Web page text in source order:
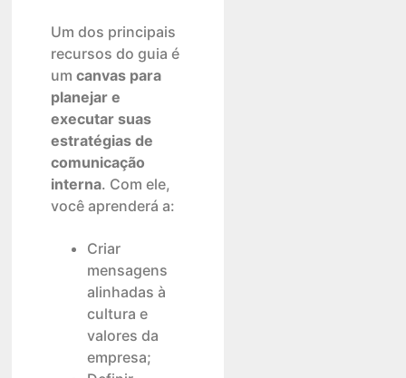
Um dos principais
recursos do guia é
um canvas para
planejar e
executar suas
estratégias de
comunicação
interna. Com ele,
você aprenderá a:
Criar
mensagens
alinhadas à
cultura e
valores da
empresa;